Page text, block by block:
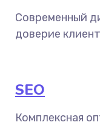
Современный
доверие
SEO
Комплексная